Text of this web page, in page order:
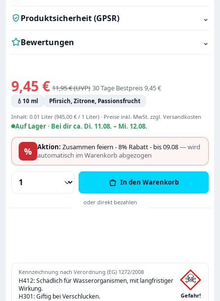
Produktsicherheit (GPSR) ⌄
Bewertungen ⌄
Verkaufspreis:
9,45 € Regulärer Preis:
11,95 € 30 Tage Bestpreis 9,45 €
💧 10 ml Pfirsich, Zitrone, Passionsfrucht
Inhalt: 0.01 Liter (945,00 € / 1 Liter) · Preise inkl. MwSt. zzgl. Versandkosten
Auf Lager · Bei dir ca. Di. 11.08. – Mi. 12.08.
% Aktion: Zusammen feiern - 8% Rabatt - bis 09.08— wird
automatisch im Warenkorb abgezogen
Produkt Anzahl: Gib den gewünschten
In den Warenkorb
Kennzeichnung nach Verordnung (EG) 1272/2008
H412: Schädlich für Wasserorganismen, mit langfristiger
Wirkung.
H301: Giftig bei Verschlucken.
Gefahr!